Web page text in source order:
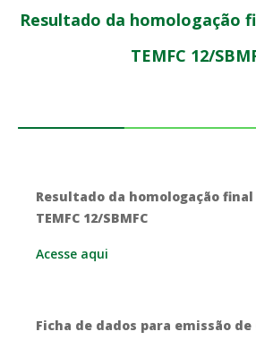
Resultado da homologação
TEMFC 12/
Resultado da homologação
TEMFC 12/SBMFC
Acesse aqui
Ficha de dados para emissão